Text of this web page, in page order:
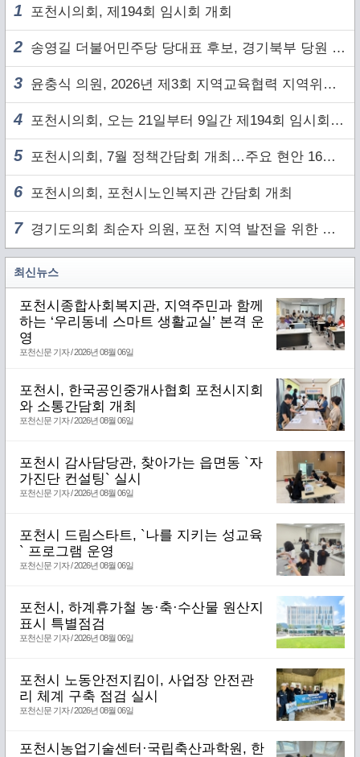
1 포천시의회, 제194회 임시회 개회
2 송영길 더불어민주당 당대표 후보, 경기북부 당원 및 2030 세대와 ‘소통 행보’
3 윤충식 의원, 2026년 제3회 지역교육협력 지역위원회 주재
4 포천시의회, 오는 21일부터 9일간 제194회 임시회 개회
5 포천시의회, 7월 정책간담회 개최…주요 현안 16건 점검
6 포천시의회, 포천시노인복지관 간담회 개최
7경기도의회 최순자 의원, 포천 지역 발전을 위한 정담회 개최
최신뉴스
포천시종합사회복지관, 지역주민과 함께
하는 ‘우리동네 스마트 생활교실’ 본격 운
영
포천신문 기자 / 2026년 08월 06일
포천시, 한국공인중개사협회 포천시지회
와 소통간담회 개최
포천신문 기자 / 2026년 08월 06일
포천시 감사담당관, 찾아가는 읍면동 `자
가진단 컨설팅` 실시
포천신문 기자 / 2026년 08월 06일
포천시 드림스타트, `나를 지키는 성교육
` 프로그램 운영
포천신문 기자 / 2026년 08월 06일
포천시, 하계휴가철 농·축·수산물 원산지
표시 특별점검
포천신문 기자 / 2026년 08월 06일
포천시 노동안전지킴이, 사업장 안전관
리 체계 구축 점검 실시
포천신문 기자 / 2026년 08월 06일
포천시농업기술센터·국립축산과학원, 한